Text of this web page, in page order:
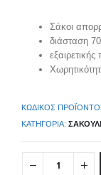
Σάκοι
διάσταση
εξαιρετικής
ΚΩΔΙΚΌΣ
ΚΑΤΗΓΟΡΊΑ: